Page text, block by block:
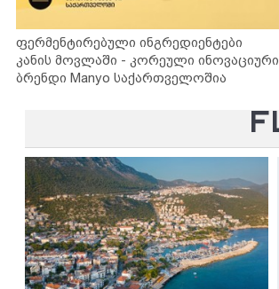
ფერმენტირებული ინგრედიენტები
კანის მოვლაში - კორეული ინოვაციური
ბრენდი Manyo საქართველოშია